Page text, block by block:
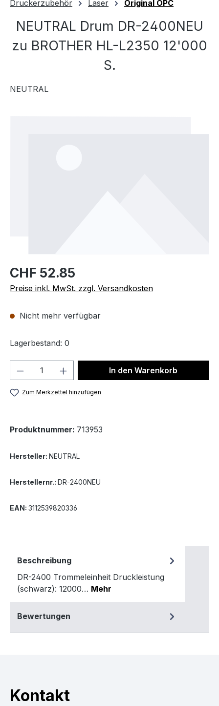
Druckerzubehör Laser Original OPC
NEUTRAL Drum DR-2400NEU
zu BROTHER HL-L2350 12'000
S.
NEUTRAL
CHF 52.85
Preise inkl. MwSt. zzgl. Versandkosten
Nicht mehr verfügbar
Lagerbestand: 0
Produkt Anzahl: Gib denIn den Warenkorb
Zum Merkzettel hinzufügen
Produktnummer: 713953
Hersteller: NEUTRAL
Herstellernr.: DR-2400NEU
EAN: 3112539820336
Beschreibung
DR-2400 Trommeleinheit Druckleistung
(schwarz): 12000… Mehr
Bewertungen
Kontakt